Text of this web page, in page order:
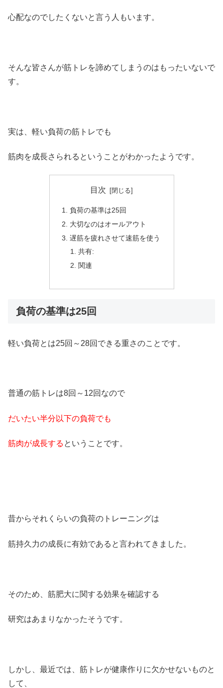
心配なのでしたくないと言う人もいます。
そんな皆さんが筋トレを諦めてしまうのはもったいないで
す。
実は、軽い負荷の筋トレでも
筋肉を成長さられるということがわかったようです。
目次
負荷の基準は25回
大切なのはオールアウト
遅筋を疲れさせて速筋を使う
共有:
関連
負荷の基準は25回
軽い負荷とは25回～28回できる重さのことです。
普通の筋トレは8回～12回なので
だいたい半分以下の負荷でも
筋肉が成長する ということです。
昔からそれくらいの負荷のトレーニングは
筋持久力の成長に有効であると言われてきました。
そのため、筋肥大に関する効果を確認する
研究はあまりなかったそうです。
しかし、最近では、筋トレが健康作りに欠かせないものと
して、